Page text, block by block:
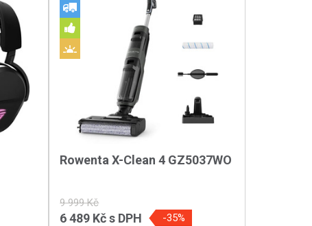
Rowenta X-Clean 4 GZ5037WO
9 999 Kč
6 489 Kčs DPH -35%